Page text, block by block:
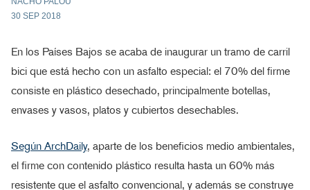
30 SEP 2018
En los Países Bajos se acaba de inaugurar un tramo de carril
bici que está hecho con un asfalto especial: el 70% del firme
consiste en plástico desechado, principalmente botellas,
envases y vasos, platos y cubiertos desechables.
Según ArchDaily, aparte de los beneficios medio ambientales,
el firme con contenido plástico resulta hasta un 60% más
resistente que el asfalto convencional, y además se construye